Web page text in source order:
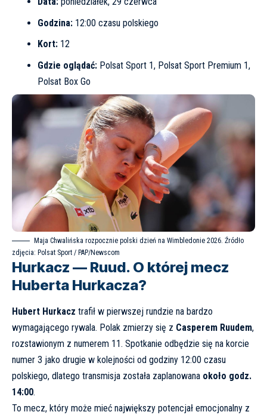
Godzina:12:00 czasu polskiego
Kort:12
Gdzie oglądać:Polsat Sport 1, Polsat Sport Premium 1,
Polsat Box Go
Maja Chwalińska rozpocznie polski dzień na Wimbledonie 2026. Źródło
zdjęcia: Polsat Sport / PAP/Newscom
Hurkacz — Ruud. O której mecz
Huberta Hurkacza?
Hubert Hurkacz trafił w pierwszej rundzie na bardzo
wymagającego rywala. Polak zmierzy się z Casperem Ruudem,
rozstawionym z numerem 11. Spotkanie odbędzie się na korcie
numer 3 jako drugie w kolejności od godziny 12:00 czasu
polskiego, dlatego transmisja została zaplanowana około godz.
14:00.
To mecz, który może mieć największy potencjał emocjonalny z